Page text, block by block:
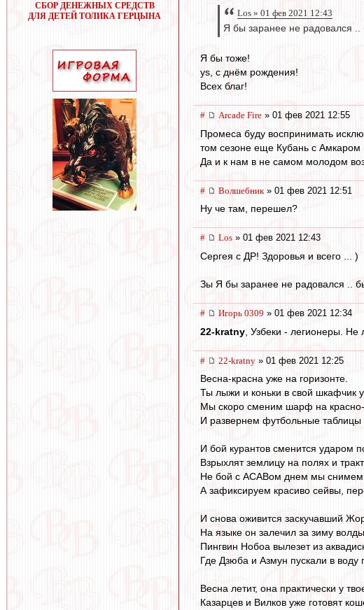
СБОР ДЕНЕЖНЫХ СРЕДСТВ
ДЛЯ ДЕТЕЙ ТОЛИКА ГЕРЦЫНА
Los » 01 фев 2021 12:43
Я бы заранее не радовался ..
Я бы тоже!
ys, с днём рождения!
Всех благ!
# Arcade Fire » 01 фев 2021 12:55
Промеса буду воспринимать
том сезоне еще Кубань с Амкаром
Да и к нам в не самом молодом
# Волшебник » 01 фев 2021 12:51
Ну че там, перешел?
# Los » 01 фев 2021 12:43
Сергея с ДР! Здоровья и всего ... )
Зы Я бы заранее не радовался ..
# Игорь 0309 » 01 фев 2021 12:34
22-kratny , Узбеки - легионеры.
# 22-kratny » 01 фев 2021 12:25
Весна-красна уже на горизонте.
Ты лыжи и коньки в свой шкафчик
Мы скоро сменим шарф на красно-
И развернем футбольные таблицы
И бой курантов сменится ударом
Взрыхлят землицу на полях и
Не бой с ACABом днем мы
А зафиксируем красиво сейвы,
И снова оживится заскучавший
На языке он залечил за зиму
Пингвин Нобоа вылезет из
Где Дзюба и Азмун пускали в воду
Весна летит, она практически у
Казарцев и Вилков уже готовят